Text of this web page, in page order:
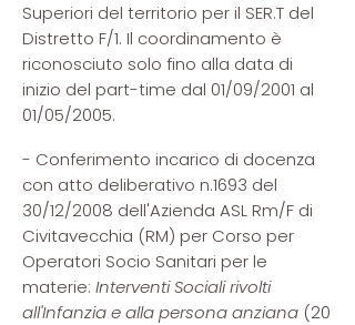
Superiori del territorio per il SER.T del
Distretto F/1. Il coordinamento è
riconosciuto solo fino alla data di
inizio del part-time dal 01/09/2001 al
01/05/2005.
- Conferimento incarico di docenza
con atto deliberativo n.1693 del
30/12/2008 dell'Azienda ASL Rm/F di
Civitavecchia (RM) per Corso per
Operatori Socio Sanitari per le
materie: Interventi Sociali rivolti
all'Infanzia e alla persona anziana (20